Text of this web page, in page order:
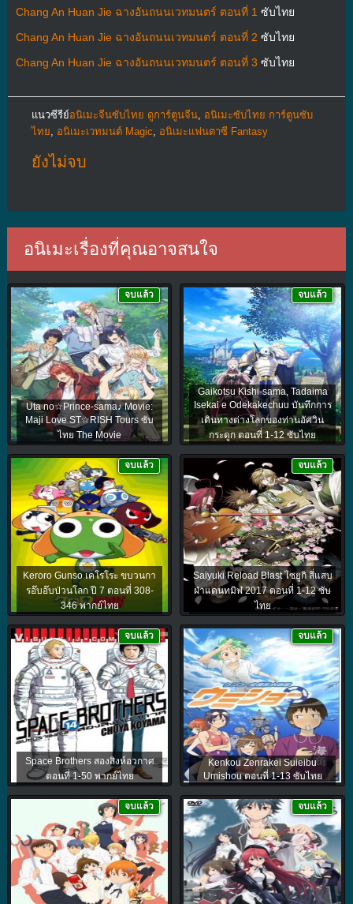
Chang An Huan Jie ฉางอันถนนเวทมนตร์ ตอนที่ 1 ซับไทย
Chang An Huan Jie ฉางอันถนนเวทมนตร์ ตอนที่ 2 ซับไทย
Chang An Huan Jie ฉางอันถนนเวทมนตร์ ตอนที่ 3 ซับไทย
แนวซีรีย์อนิเมะจีนซับไทย ดูการ์ตูนจีน, อนิเมะซับไทย การ์ตูนซับ
ไทย
อนิเมะเวทมนต์ Magic อนิเมะแฟนตาซี Fantasy
ยังไม่จบ
อนิเมะเรื่องที่คุณอาจสนใจ
Uta no☆Prince-sama♪ Movie:
Maji Love ST☆RISH Tours ซับ
ไทย The Movie
จบแล้ว
Gaikotsu Kishi-sama, Tadaima
Isekai e Odekakechuu บันทึกการ
เดินทางต่างโลกของท่านอัศวิน
กระดูก ตอนที่ 1-12 ซับไทย
จบแล้ว
Keroro Gunso เคโรโระ ขบวนกา
รอ๊บอ๊บป่วนโลก ปี 7 ตอนที่ 308-
346 พากย์ไทย
จบแล้ว
Saiyuki Reload Blast ไซยูกิ สี่แสบ
ฝ่าแดนทมิฬ 2017 ตอนที่ 1-12 ซับ
ไทย
จบแล้ว
Space Brothers สองสิงห์อวกาศ
ตอนที่ 1-50 พากย์ไทย
จบแล้ว
Kenkou Zenrakei Suieibu
Umishou ตอนที่ 1-13 ซับไทย
จบแล้ว
จบแล้ว จบแล้ว